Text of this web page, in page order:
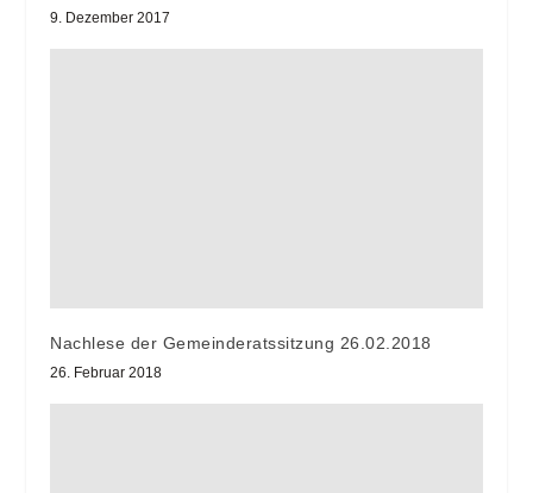
9. Dezember 2017
Nachlese der Gemeinderatssitzung 26.02.2018
26. Februar 2018